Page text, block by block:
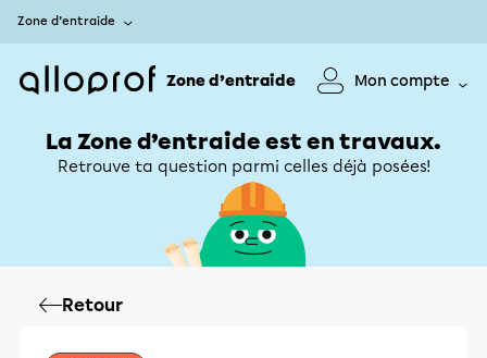
Zone d’entraide
Zone d’entraide Mon compte
La Zone d’entraide est en travaux.
Retrouve ta question parmi celles déjà posées!
Retour